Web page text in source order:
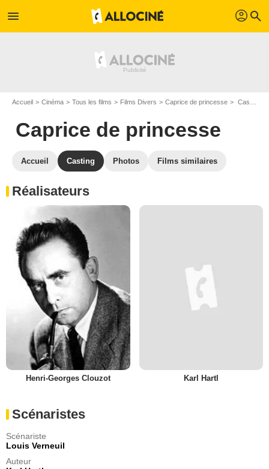
menu profil search
Accueil Cinéma Tous les films Films Divers Caprice de princesse Casting Caprice de princesse
Caprice de princesse
Accueil Casting Photos Films similaires
Réalisateurs
Henri-Georges Clouzot Karl Hartl
Scénaristes
Scénariste
Louis Verneuil
Auteur